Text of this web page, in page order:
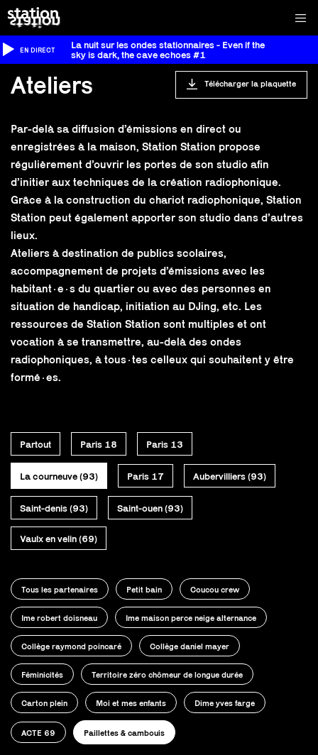
EN DIRECT
La nuit sur les ondes stationnaires - Even if the
sky is dark, the cave echoes #1
Ateliers Télécharger la plaquette
Par-delà sa diffusion d’émissions en direct ou
enregistrées à la maison, Station Station propose
régulièrement d’ouvrir les portes de son studio afin
d’initier aux techniques de la création radiophonique.
Grâce à la construction du chariot radiophonique, Station
Station peut également apporter son studio dans d’autres
lieux.
Ateliers à destination de publics scolaires,
accompagnement de projets d’émissions avec les
habitant·e·s du quartier ou avec des personnes en
situation de handicap, initiation au DJing, etc. Les
ressources de Station Station sont multiples et ont
vocation à se transmettre, au-delà des ondes
radiophoniques, à tous·tes celleux qui souhaitent y être
formé·es.
Partout Paris 18 Paris 13
La courneuve (93) Paris 17 Aubervilliers (93)
Saint-denis (93) Saint-ouen (93)
Vaulx en velin (69)
Tous les partenaires Petit bain Coucou crew
Ime robert doisneau Ime maison perce neige alternance
Collège raymond poincaré Collège daniel mayer
Féminicités Territoire zéro chômeur de longue durée
Carton plein Moi et mes enfants Dime yves farge
ACTE 69 Paillettes & cambouis